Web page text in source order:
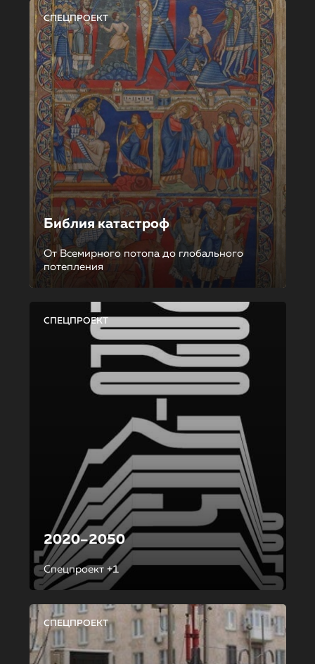
СПЕЦПРОЕКТ
Библия катастроф
От Всемирного потопа до глобального
потепления
СПЕЦПРОЕКТ
2020–2050
Спецпроект +1
СПЕЦПРОЕКТ